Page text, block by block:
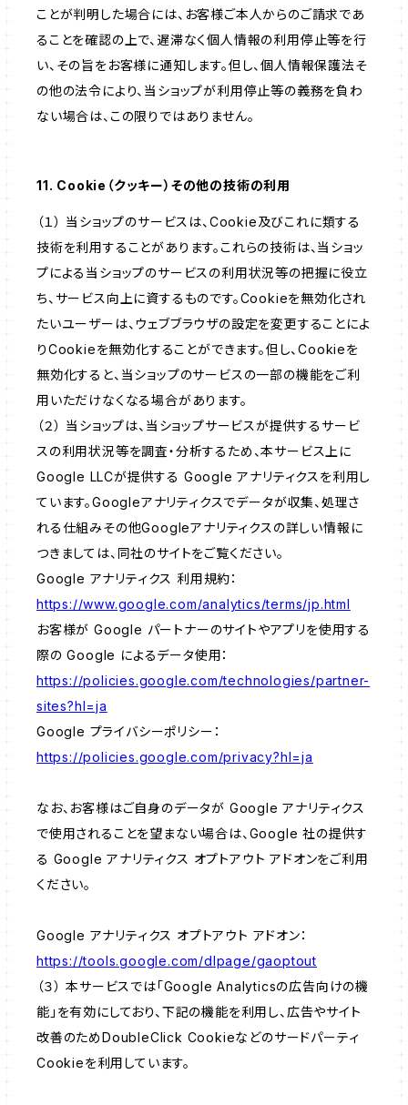
ことが判明した場合には、お客様ご本人からのご請求であ
ることを確認の上で、遅滞なく個人情報の利用停止等を行
い、その旨をお客様に通知します。但し、個人情報保護法そ
の他の法令により、当ショップが利用停止等の義務を負わ
ない場合は、この限りではありません。
11. Cookie（クッキー）その他の技術の利用
（１） 当ショップのサービスは、Cookie及びこれに類する
技術を利用することがあります。これらの技術は、当ショッ
プによる当ショップのサービスの利用状況等の把握に役立
ち、サービス向上に資するものです。Cookieを無効化され
たいユーザーは、ウェブブラウザの設定を変更することによ
りCookieを無効化することができます。但し、Cookieを
無効化すると、当ショップのサービスの一部の機能をご利
用いただけなくなる場合があります。
（２） 当ショップは、当ショップサービスが提供するサービ
スの利用状況等を調査・分析するため、本サービス上に
Google LLCが提供する Google アナリティクスを利用し
ています。Googleアナリティクスでデータが収集、処理さ
れる仕組みその他Googleアナリティクスの詳しい情報に
つきましては、同社のサイトをご覧ください。
Google アナリティクス 利用規約：
https://www.google.com/analytics/terms/jp.html
お客様が Google パートナーのサイトやアプリを使用する
際の Google によるデータ使用：
https://policies.google.com/technologies/partner-
sites?hl=ja
Google プライバシーポリシー：
https://policies.google.com/privacy?hl=ja
なお、お客様はご自身のデータが Google アナリティクス
で使用されることを望まない場合は、Google 社の提供す
る Google アナリティクス オプトアウト アドオンをご利用
ください。
Google アナリティクス オプトアウト アドオン：
https://tools.google.com/dlpage/gaoptout
（３） 本サービスでは「Google Analyticsの広告向けの機
能」を有効にしており、下記の機能を利用し、広告やサイト
改善のためDoubleClick Cookieなどのサードパーティ
Cookieを利用しています。